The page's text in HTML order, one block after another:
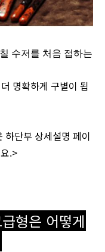
수저를 처음 접하는
명확하게 구별이 됩
하단부 상세설명 페이
.>
형은 어떻게